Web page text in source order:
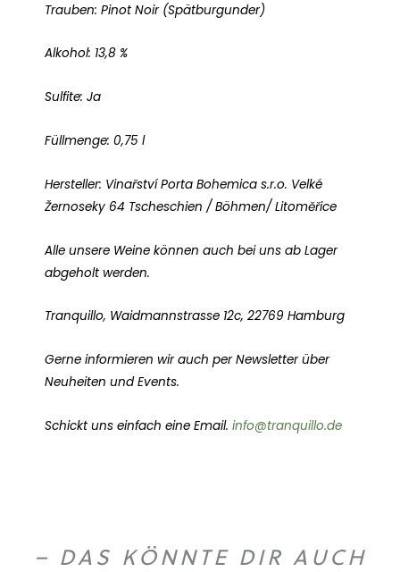
Trauben: Pinot Noir (Spätburgunder)
Alkohol: 13,8 %
Sulfite: Ja
Füllmenge: 0,75 l
Hersteller: Vinařství Porta Bohemica s.r.o. Velké
Žernoseky 64 Tscheschien / Böhmen/ Litoměřice
Alle unsere Weine können auch bei uns ab Lager
abgeholt werden.
Tranquillo, Waidmannstrasse 12c, 22769 Hamburg
Gerne informieren wir auch per Newsletter über
Neuheiten und Events.
Schickt uns einfach eine Email. info@tranquillo.de
– DAS KÖNNTE DIR AUCH